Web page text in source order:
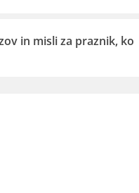
in misli za praznik, ko